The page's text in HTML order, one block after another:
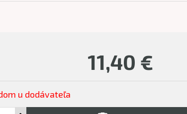
11,40 €
u dodávateľa